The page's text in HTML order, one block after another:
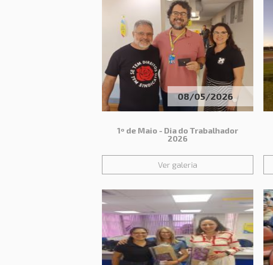
08/05/2026
1º de Maio - Dia do Trabalhador
2026
Ver galeria